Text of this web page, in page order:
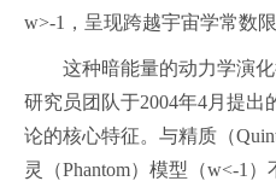
w>-1，呈现跨越宇宙学常数
这种暗能量的动力学演
研究员团队于2004年4月提出
论的核心特征。与精质（
灵（Phantom）模型（w<-1